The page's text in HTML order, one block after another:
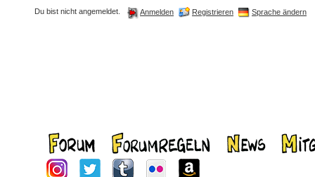
Du bist nicht angemeldet. Anmelden Registrieren Sprache ändern